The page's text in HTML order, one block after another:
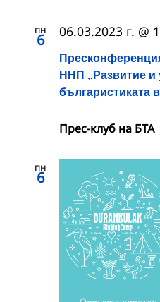
пн
6
ННП „Развитие
българистиката
06.03.2023 г. @
Прес-клуб на БТА
пн
6